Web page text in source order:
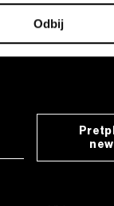
da
o kolačićima.
HD-WIN
trenutku možete
Odbij